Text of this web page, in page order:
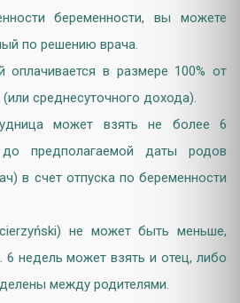
беременности, вы можете
по решению врача.
оплачивается в размере 100% от
среднесуточного дохода).
может взять не более 6
до предполагаемой даты родов
в счет отпуска по беременности
не может быть меньше,
6 недель может взять и отец, либо
между родителями.